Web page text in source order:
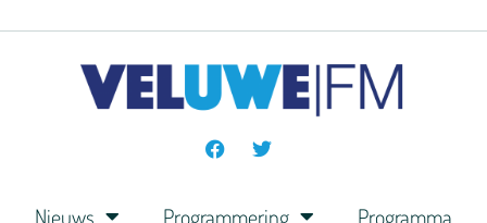
Nieuws Programmering Programma